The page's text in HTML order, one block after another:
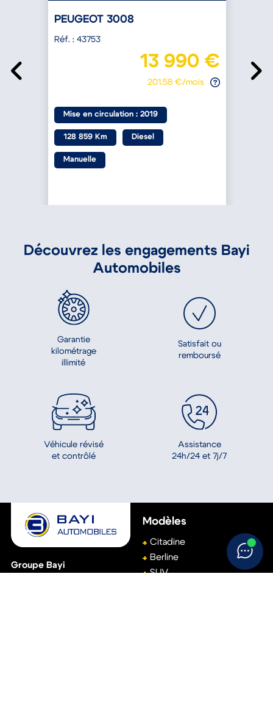
PEUGEOT 3008
Réf. : 43753
13 990 €
201.58 €/mois
Mise en circulation : 2019
128 859 Km Diesel
Manuelle
Découvrez les engagements Bayi
Automobiles
Garantie
kilométrage
illimité
Satisfait ou
remboursé
Véhicule révisé
et contrôlé
Assistance
24h/24 et 7j/7
Groupe Bayi
Modèles
Citadine
Berline
SUV